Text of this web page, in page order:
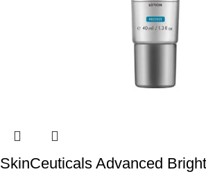
SkinCeuticals Advanced